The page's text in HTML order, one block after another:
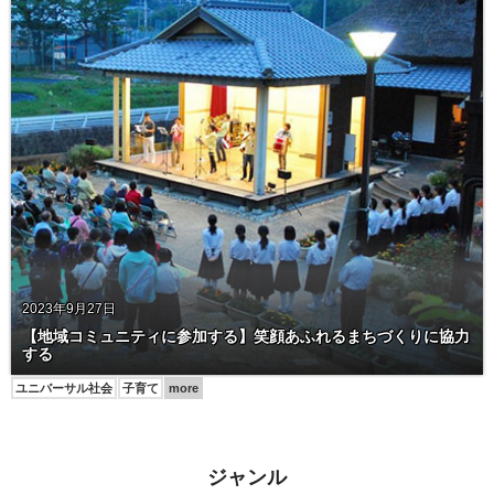
2023年9月27日
【地域コミュニティに参加する】笑顔あふれるまちづくりに協力
する
ユニバーサル社会 子育て more
ジャンル